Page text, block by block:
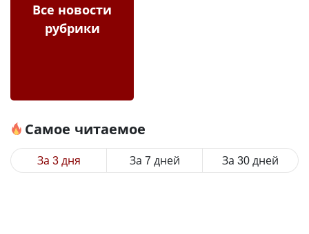
Все новости
рубрики
Самое читаемое
За 3 дня За 7 дней За 30 дней